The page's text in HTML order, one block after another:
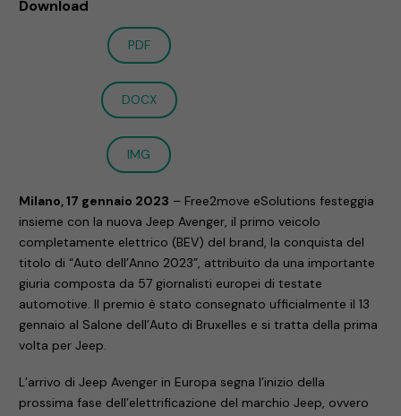
Download
PDF
DOCX
IMG
Milano, 17 gennaio 2023 – Free2move eSolutions festeggia
insieme con la nuova Jeep Avenger, il primo veicolo
completamente elettrico (BEV) del brand, la conquista del
titolo di “Auto dell’Anno 2023”, attribuito da una importante
giuria composta da 57 giornalisti europei di testate
automotive. Il premio è stato consegnato ufficialmente il 13
gennaio al Salone dell’Auto di Bruxelles e si tratta della prima
volta per Jeep.
L’arrivo di Jeep Avenger in Europa segna l’inizio della
prossima fase dell’elettrificazione del marchio Jeep, ovvero